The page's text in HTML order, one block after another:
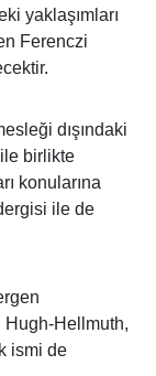
yaklaşımları
Ferenczi
dışındaki
birlikte
konularına
ile de
Hellmuth,
ismi de